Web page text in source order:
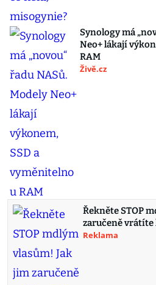
Synology má
Neo+ lákají
RAM
Živě.cz
Řekněte STOP
zaručeně vrátíte
Reklama